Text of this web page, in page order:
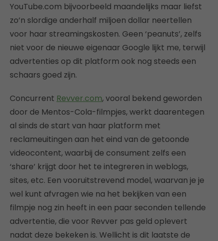
YouTube.com bijvoorbeeld maandelijks maar liefst
zo’n slordige anderhalf miljoen dollar neertellen
voor haar streamingskosten. Geen ‘peanuts’, zelfs
niet voor de nieuwe eigenaar Google lijkt me, terwijl
advertenties op dit platform ook nog steeds een
schaars goed zijn.
Concurrent Revver.com, vooral bekend geworden
door de Mentos-Cola-filmpjes, werkt daarentegen
al sinds de start van haar platform met
reclameuitingen aan het eind van de getoonde
videocontent, waarbij de consument zelfs een
‘share’ krijgt door het te integreren in weblogs,
sites, etc. Een vooruitstrevend model, waarvan je je
wel kunt afvragen wie na het bekijken van een
filmpje nog zin heeft in een paar seconden tellende
advertentie, die voor Revver pas geld oplevert
nadat deze bekeken is. Wellicht is dit laatste de